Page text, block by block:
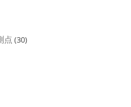
点 (30)